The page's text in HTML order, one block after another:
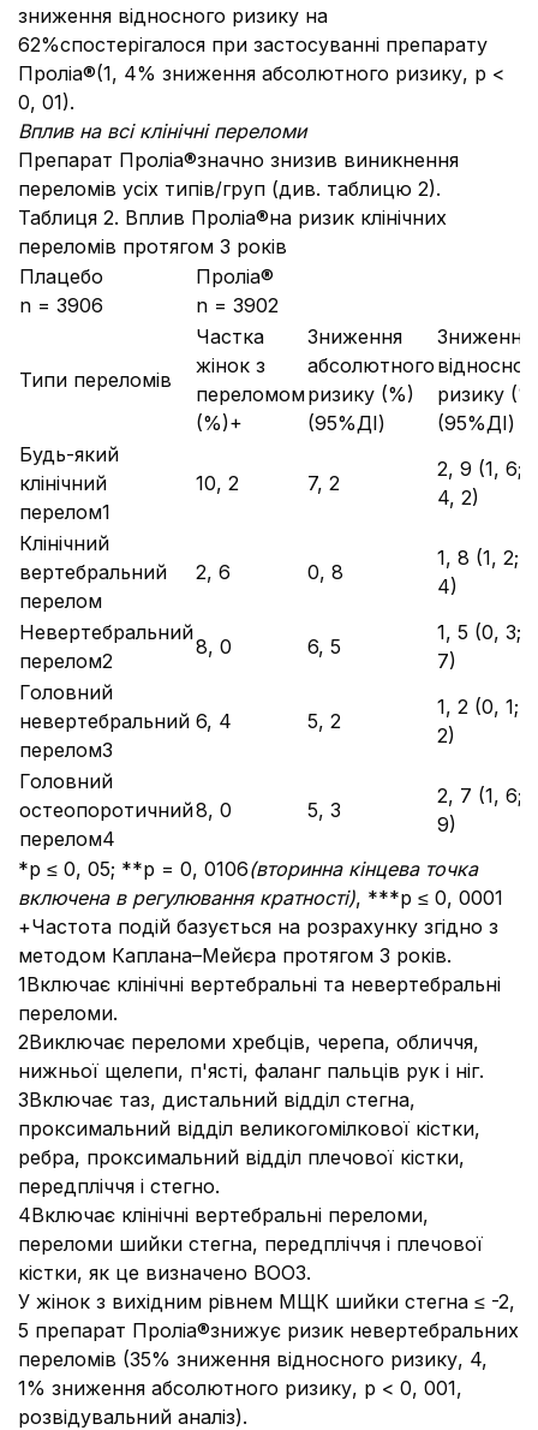
зниження відносного ризику на
62%спостерігалося при застосуванні препарату
Проліа®(1, 4% зниження абсолютного ризику, р <
0, 01).
Вплив на всі клінічні переломи
Препарат Проліа®значно знизив виникнення
переломів усіх типів/груп (див. таблицю 2).
Таблиця 2. Вплив Проліа®на ризик клінічних
переломів протягом 3 років
Типи переломів
Частка
жінок з
переломом
(%)+
Зниження
абсолютного
ризику (%)
(95%ДІ)
Зниження
ризику
(95%ДІ)
Плацебо
n = 3906
Проліа®
n = 3902
Будь-який
клінічний
перелом1
10, 2 7, 2
2, 9 (1, 6;
4, 2)
Клінічний
вертебральний
перелом
2, 6 0, 8
1, 8 (1, 2;
4)
Невертебральний
перелом2
8, 0 6, 5
1, 5 (0, 3;
7)
Головний
невертебральний
перелом3
6, 4 5, 2
1, 2 (0, 1;
2)
Головний
остеопоротичний
перелом4
8, 0 5, 3
2, 7 (1, 6;
9)
*p ≤ 0, 05; **p = 0, 0106(вторинна кінцева точка
включена в регулювання кратності), ***р ≤ 0, 0001
+Частота подій базується на розрахунку згідно з
методом Каплана–Мейєра протягом 3 років.
1Включає клінічні вертебральні та невертебральні
переломи.
2Виключає переломи хребців, черепа, обличчя,
нижньої щелепи, п'ясті, фаланг пальців рук і ніг.
3Включає таз, дистальний відділ стегна,
проксимальний відділ великогомілкової кістки,
ребра, проксимальний відділ плечової кістки,
передпліччя і стегно.
4Включає клінічні вертебральні переломи,
переломи шийки стегна, передпліччя і плечової
кістки, як це визначено ВООЗ.
У жінок з вихідним рівнем МЩК шийки стегна ≤ -2,
5 препарат Проліа®знижує ризик невертебральних
переломів (35% зниження відносного ризику, 4,
1% зниження абсолютного ризику, р < 0, 001,
розвідувальний аналіз).